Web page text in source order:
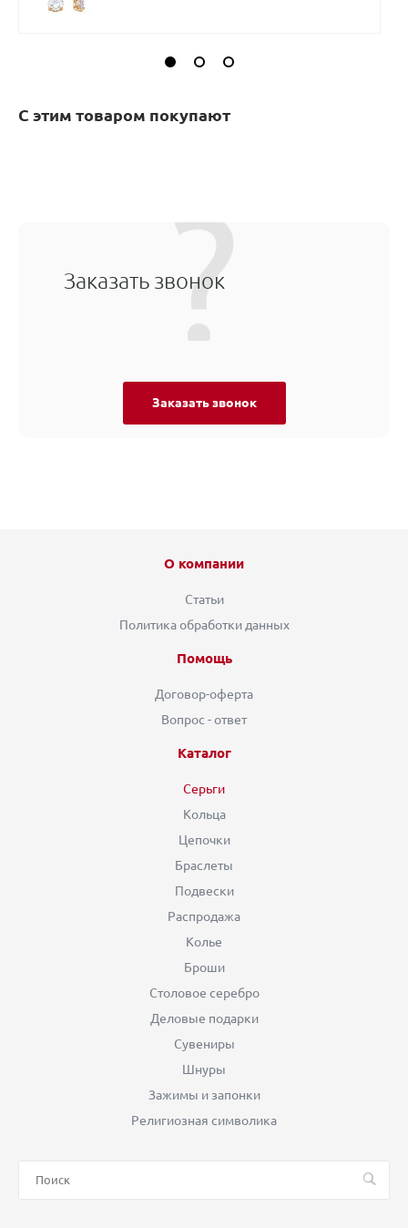
С этим товаром покупают
Заказать звонок
Заказать звонок
О компании
Статьи
Политика обработки данных
Помощь
Договор-оферта
Вопрос - ответ
Каталог
Серьги
Кольца
Цепочки
Браслеты
Подвески
Распродажа
Колье
Броши
Столовое серебро
Деловые подарки
Сувениры
Шнуры
Зажимы и запонки
Религиозная символика